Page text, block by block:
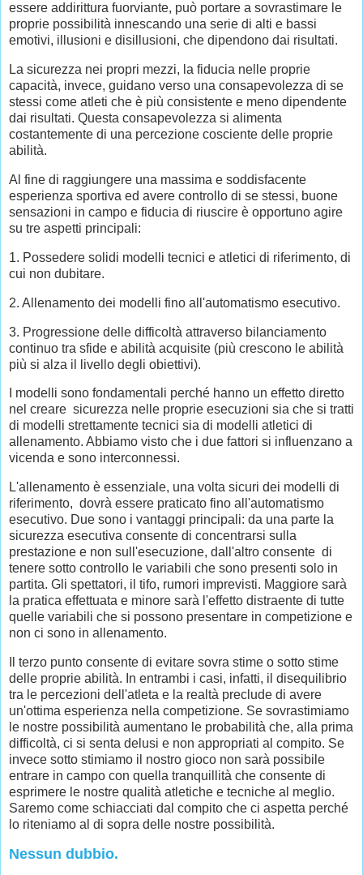
essere addirittura fuorviante, può portare a sovrastimare le
proprie possibilità innescando una serie di alti e bassi
emotivi, illusioni e disillusioni, che dipendono dai risultati.
La sicurezza nei propri mezzi, la fiducia nelle proprie
capacità, invece, guidano verso una consapevolezza di se
stessi come atleti che è più consistente e meno dipendente
dai risultati. Questa consapevolezza si alimenta
costantemente di una percezione cosciente delle proprie
abilità.
Al fine di raggiungere una massima e soddisfacente
esperienza sportiva ed avere controllo di se stessi, buone
sensazioni in campo e fiducia di riuscire è opportuno agire
su tre aspetti principali:
1. Possedere solidi modelli tecnici e atletici di riferimento, di
cui non dubitare.
2. Allenamento dei modelli fino all'automatismo esecutivo.
3. Progressione delle difficoltà attraverso bilanciamento
continuo tra sfide e abilità acquisite (più crescono le abilità
più si alza il livello degli obiettivi).
I modelli sono fondamentali perché hanno un effetto diretto
nel creare sicurezza nelle proprie esecuzioni sia che si tratti
di modelli strettamente tecnici sia di modelli atletici di
allenamento. Abbiamo visto che i due fattori si influenzano a
vicenda e sono interconnessi.
L'allenamento è essenziale, una volta sicuri dei modelli di
riferimento, dovrà essere praticato fino all'automatismo
esecutivo. Due sono i vantaggi principali: da una parte la
sicurezza esecutiva consente di concentrarsi sulla
prestazione e non sull'esecuzione, dall'altro consente di
tenere sotto controllo le variabili che sono presenti solo in
partita. Gli spettatori, il tifo, rumori imprevisti. Maggiore sarà
la pratica effettuata e minore sarà l'effetto distraente di tutte
quelle variabili che si possono presentare in competizione e
non ci sono in allenamento.
Il terzo punto consente di evitare sovra stime o sotto stime
delle proprie abilità. In entrambi i casi, infatti, il disequilibrio
tra le percezioni dell'atleta e la realtà preclude di avere
un'ottima esperienza nella competizione. Se sovrastimiamo
le nostre possibilità aumentano le probabilità che, alla prima
difficoltà, ci si senta delusi e non appropriati al compito. Se
invece sotto stimiamo il nostro gioco non sarà possibile
entrare in campo con quella tranquillità che consente di
esprimere le nostre qualità atletiche e tecniche al meglio.
Saremo come schiacciati dal compito che ci aspetta perché
lo riteniamo al di sopra delle nostre possibilità.
Nessun dubbio.